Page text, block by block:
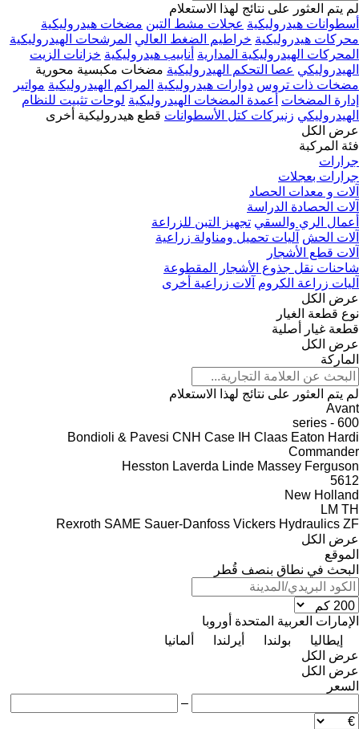
لم يتم العثور على نتائج لهذا الاستعلام
أسطوانات هيدروليكية عجلات مشط التبن مضخات هيدروليكية
محركات هيدروليكية خراطيم الضغط العالي المرشحات الهيدروليكية
المحركات الهيدروليكية المدارية أنابيب هيدروليكية خزانات الزيت
الهيدروليكي عصا التحكم الهيدروليكية مضخات مكبسية محورية
مضخات ذات تروس دوارات هيدروليكية المراكم الهيدروليكية مواتير
إدارة المضخات
أعمدة المضخات الهيدروليكية لوحات تثبيت للنظام
الهيدروليكي زنبركات كتل الأسطوانات قطع هيدروليكية أخرى
عرض الكل
فئة المركبة
جرارات
جرارات بعجلات
آلات و معدات الحصاد
آلات الحصادة الدراسة
أعمال الري والسقي تجهيز التبن للزراعة
آلات الحش آليات تحميل ومناولة زراعية
آلات قطع الأشجار
شاحنات نقل جذوع الأشجار المقطوعة
آليات زراعة الكروم آلات زراعية أخرى
عرض الكل
نوع قطعة الغيار
قطعة غيار أصلية
عرض الكل
الماركة
لم يتم العثور على نتائج لهذا الاستعلام
Avant
600 - series
Bondioli & Pavesi CNH Case IH Claas Eaton Hardi
Commander
Hesston Laverda Linde Massey Ferguson
5612
New Holland
LM TH
Rexroth SAME Sauer-Danfoss Vickers Hydraulics ZF
عرض الكل
الموقع
البحث في نطاق بنصف قُطر
الإمارات العربية المتحدة أوروبا
إيطاليا
بولندا أيرلندا
ألمانيا
عرض الكل
عرض الكل
السعر
–